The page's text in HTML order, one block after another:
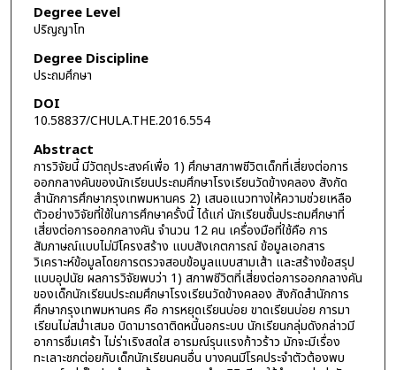
Degree Level
ปริญญาโท
Degree Discipline
ประถมศึกษา
DOI
10.58837/CHULA.THE.2016.554
Abstract
การวิจัยนี้ มีวัตถุประสงค์เพื่อ 1) ศึกษาสภาพชีวิตเด็กที่เสี่ยงต่อการ
ออกกลางคันของนักเรียนประถมศึกษาโรงเรียนวัดข้างคลอง สังกัด
สำนักการศึกษากรุงเทพมหานคร 2) เสนอแนวทางให้ความช่วยเหลือ
ตัวอย่างวิจัยที่ใช้ในการศึกษาครั้งนี้ ได้แก่ นักเรียนชั้นประถมศึกษาที่
เสี่ยงต่อการออกกลางคัน จำนวน 12 คน เครื่องมือที่ใช้คือ การ
สัมภาษณ์แบบไม่มีโครงสร้าง แบบสังเกตการณ์ ข้อมูลเอกสาร
วิเคราะห์ข้อมูลโดยการตรวจสอบข้อมูลแบบสามเส้า และสร้างข้อสรุป
แบบอุปนัย ผลการวิจัยพบว่า 1) สภาพชีวิตที่เสี่ยงต่อการออกกลางคัน
ของเด็กนักเรียนประถมศึกษาโรงเรียนวัดข้างคลอง สังกัดสำนักการ
ศึกษากรุงเทพมหานคร คือ การหยุดเรียนบ่อย ขาดเรียนบ่อย การมา
เรียนไม่สม่ำเสมอ บิดามารดาติดหนี้นอกระบบ นักเรียนกลุ่มดังกล่าวมี
อาการซึมเศร้า ไม่ร่าเริงสดใส อารมณ์รุนแรงก้าวร้าว มักจะมีเรื่อง
ทะเลาะชกต่อยกับเด็กนักเรียนคนอื่น บางคนมีโรคประจำตัวต้องพบ